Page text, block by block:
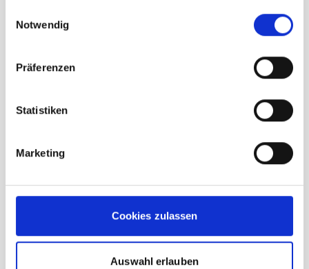
Notwendig
Präferenzen
Statistiken
Marketing
Cookies zulassen
Auswahl erlauben
bessere Passform
Tragekomfort bei Aktivitäten
sowohl im als auch außerhalb
des Wassers